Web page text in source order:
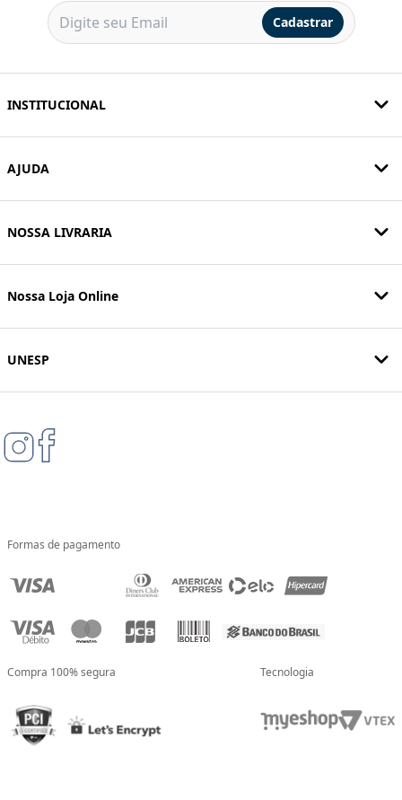
Cadastrar
INSTITUCIONAL
AJUDA
NOSSA LIVRARIA
Nossa Loja Online
UNESP
Formas de pagamento
Compra 100% segura Tecnologia